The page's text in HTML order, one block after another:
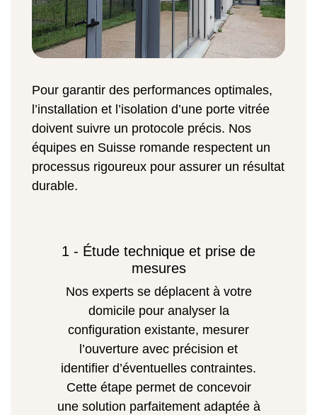
Pour garantir des performances optimales,
l’installation et l’isolation d’une porte vitrée
doivent suivre un protocole précis. Nos
équipes en Suisse romande respectent un
processus rigoureux pour assurer un résultat
durable.
1 - Étude technique et prise de
mesures
Nos experts se déplacent à votre
domicile pour analyser la
configuration existante, mesurer
l’ouverture avec précision et
identifier d’éventuelles contraintes.
Cette étape permet de concevoir
une solution parfaitement adaptée à